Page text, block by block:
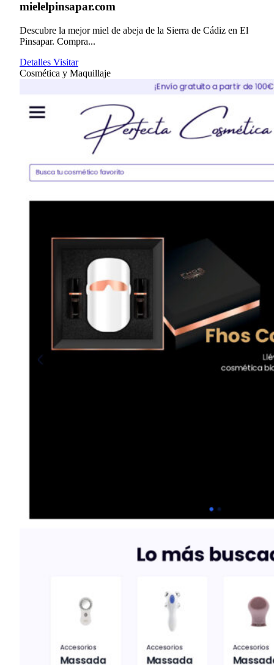
mielelpinsapar.com
Descubre la mejor miel de abeja de la Sierra de Cádiz en El
Pinsapar. Compra...
Detalles Visitar
Cosmética y Maquillaje